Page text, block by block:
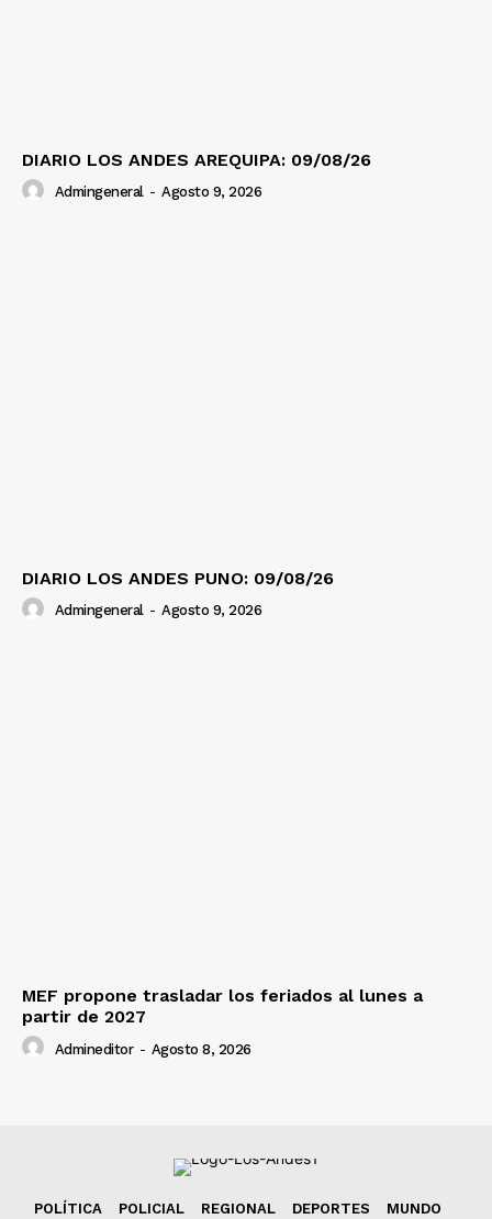
DIARIO LOS ANDES AREQUIPA: 09/08/26
Admingeneral - Agosto 9, 2026
DIARIO LOS ANDES PUNO: 09/08/26
Admingeneral - Agosto 9, 2026
MEF propone trasladar los feriados al lunes a
partir de 2027
Admineditor - Agosto 8, 2026
POLÍTICA POLICIAL REGIONAL DEPORTES
MUNDO